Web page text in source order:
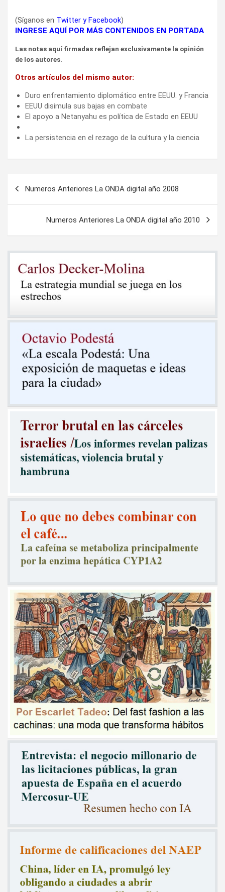
(Síganos en Twitter yFacebook)
INGRESE AQUÍ POR MÁS CONTENIDOS EN PORTADA
Las notas aquí firmadas reflejan exclusivamente la opinión
de los autores.
Otros artículos del mismo autor:
Duro enfrentamiento diplomático entre EEUU. y Francia
EEUU disimula sus bajas en combate
El apoyo a Netanyahu es política de Estado en EEUU
La persistencia en el rezago de la cultura y la ciencia
entradas
Numeros Anteriores La ONDA digital año 2008
Numeros Anteriores La ONDA digital año 2010